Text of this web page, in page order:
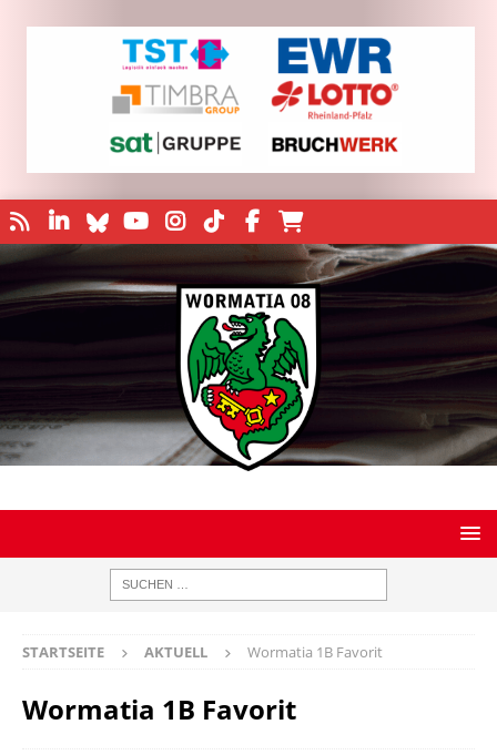
STARTSEITE AKTUELL Wormatia 1B Favorit
Wormatia 1B Favorit